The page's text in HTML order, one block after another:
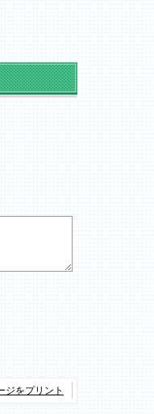
ジをプリント